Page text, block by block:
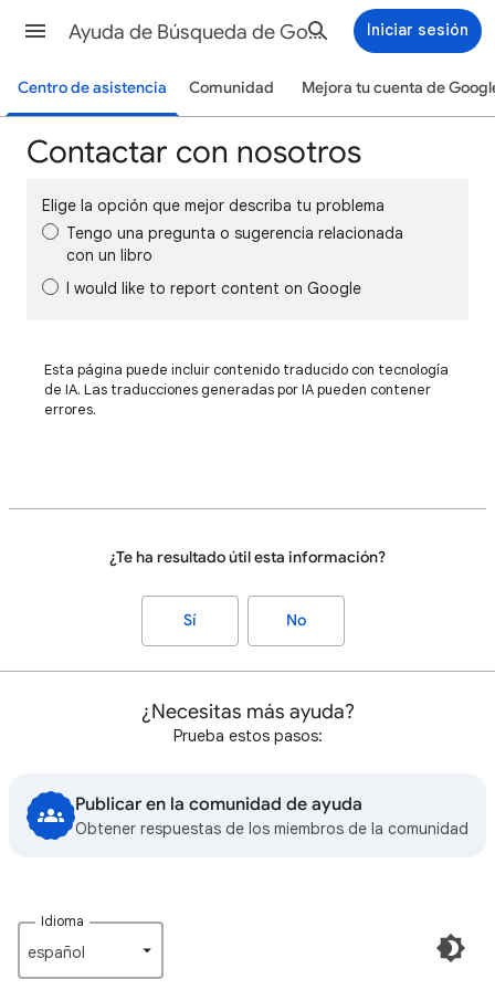
Ayuda de Búsqueda de Google Iniciar sesión
Centro de asistencia Comunidad Mejora tu cuenta de
Contactar con nosotros
Elige la opción que mejor describa tu problema
Tengo una pregunta o sugerencia relacionada
con un libro
I would like to report content on Google
Esta página puede incluir contenido traducido con tecnología
de IA. Las traducciones generadas por IA pueden contener
errores.
¿Te ha resultado útil esta información?
Sí No
¿Necesitas más ayuda?
Prueba estos pasos:
Publicar en la comunidad de ayuda
Obtener respuestas de los miembros de la comunidad
Idioma
español‎